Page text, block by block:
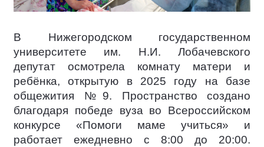
В Нижегородском государственном
университете им. Н.И. Лобачевского
депутат осмотрела комнату матери и
ребёнка, открытую в 2025 году на базе
общежития №9. Пространство создано
благодаря победе вуза во Всероссийском
конкурсе «Помоги маме учиться» и
работает ежедневно с 8:00 до 20:00.